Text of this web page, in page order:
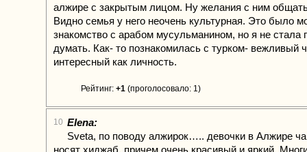
алжире с закрытым лицом. Ну желания с ним
Видно семья у него неочень культурная. Это было
знакомство с арабом мусульманином, но я не стала
думать. Как- то познакомилась с турком- вежливый
интересный как личность.
Рейтинг: +1 (проголосовало: 1)
10 Elena:
Sveta, по поводу алжирок….. девочки в Алжире
носят хиджаб, причем очень красивый и яркий.